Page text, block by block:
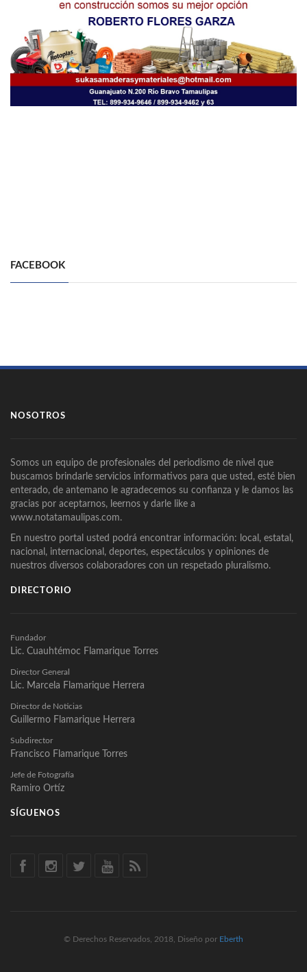
FACEBOOK
NOSOTROS
Somos un equipo de profesionales del periodismo de nivel que
buscamos brindarle servicios informativos para que usted, esté bien
enterado, de antemano le agradecemos su confianza y le damos las
gracias por aceptarnos, leernos y darle like a
www.notatamaulipas.com.
En nuestro portal usted podrá encontrar información: local, estatal,
nacional, internacional, deportes, espectáculos y opiniones de
nuestros diversos colaboradores con un respetado pluralismo.
DIRECTORIO
Fundador
Lic. Cuauhtémoc Flamarique Torres
Director General
Lic. Marcela Flamarique Herrera
Director de Noticias
Guillermo Flamarique Herrera
Subdirector
Francisco Flamarique Torres
Jefe de Fotografía
Ramiro Ortíz
SÍGUENOS
© Derechos Reservados, 2018, Diseño por Eberth